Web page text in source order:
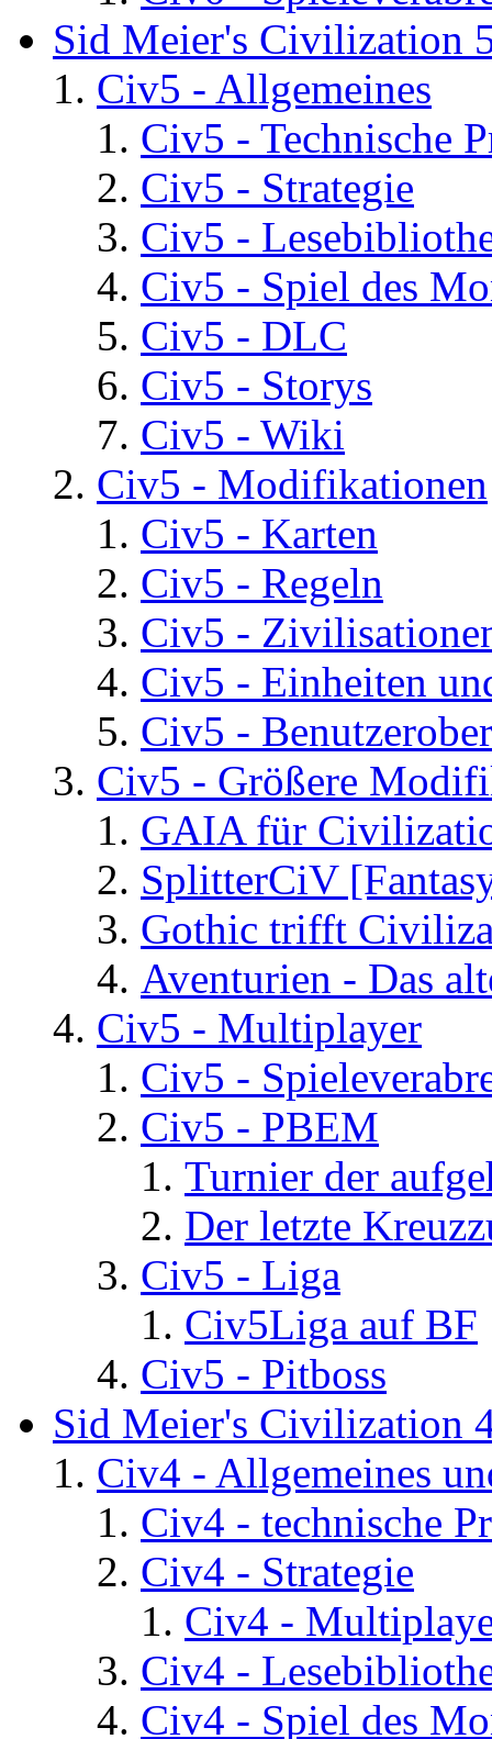
Sid Meier's Civilization
Civ5 - Allgemeines
Civ5 - Technische
Civ5 - Strategie
Civ5 -
Civ5 - Spiel des
Civ5 - DLC
Civ5 - Storys
Civ5 - Wiki
Civ5 - Modifikationen
Civ5 - Karten
Civ5 - Regeln
Civ5 -
Civ5 - Einheiten
Civ5 -
Civ5 - Größere
GAIA für
SplitterCiV
Gothic trifft
Aventurien - Das
Civ5 - Multiplayer
Civ5 -
Civ5 - PBEM
Turnier der
Der letzte
Civ5 - Liga
Civ5Liga auf BF
Civ5 - Pitboss
Sid Meier's Civilization
Civ4 - Allgemeines
Civ4 - technische
Civ4 - Strategie
Civ4 -
Civ4 -
Civ4 - Spiel des